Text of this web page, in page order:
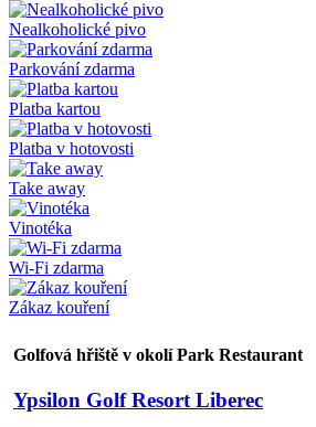
Nealkoholické pivo
Parkování zdarma
Platba kartou
Platba v hotovosti
Take away
Vinotéka
Wi-Fi zdarma
Zákaz kouření
Golfová hřiště v okolí Park Restaurant
Ypsilon Golf Resort Liberec